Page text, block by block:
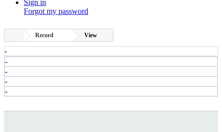
Sign in
Forgot my password
Record View
-
-
-
-
-